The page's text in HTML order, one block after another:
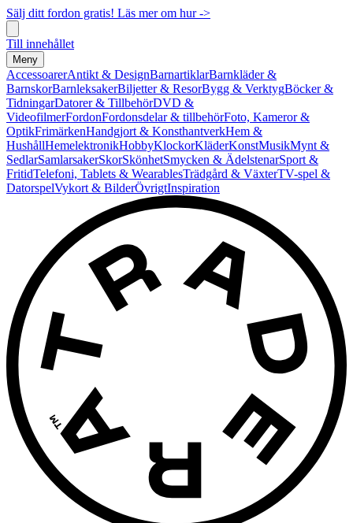
Sälj ditt fordon gratis! Läs mer om hur ->
Till innehållet
Meny
AccessoarerAntikt & DesignBarnartiklarBarnkläder &
BarnskorBarnleksakerBiljetter & ResorBygg & VerktygBöcker &
TidningarDatorer & TillbehörDVD &
VideofilmerFordonFordonsdelar & tillbehörFoto, Kameror &
OptikFrimärkenHandgjort & KonsthantverkHem &
HushållHemelektronikHobbyKlockorKläderKonstMusikMynt &
SedlarSamlarsakerSkorSkönhetSmycken & ÄdelstenarSport &
FritidTelefoni, Tablets & WearablesTrädgård & VäxterTV-spel &
DatorspelVykort & BilderÖvrigtInspiration